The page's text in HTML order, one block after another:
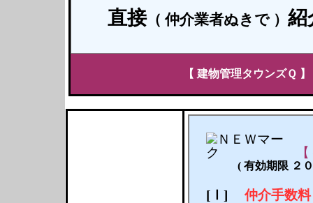
直接（ 仲介業者ぬきで ）紹
【 建物管理タウンズＱ 】
【
( 有効期限 ２
[Ⅰ] 仲介手数料